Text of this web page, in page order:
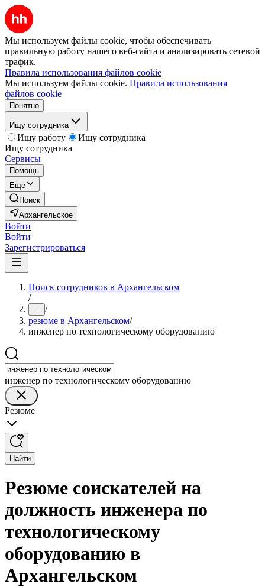
Мы используем файлы cookie, чтобы обеспечивать
правильную работу нашего веб-сайта и анализировать сетевой
трафик.
Правила использования файлов cookie
Мы используем файлы cookie. Правила использования
файлов cookie
Понятно
Ищу сотрудника
Ищу работу
Ищу сотрудника
Ищу сотрудника
Сервисы
Помощь
Ещё
Поиск
Архангельское
Войти
Войти
Зарегистрироваться
Поиск сотрудников в Архангельском
/
... /
резюме в Архангельском/
инженер по технологическому оборудованию
инженер по технологическому оборудованию
Резюме
Найти
Резюме соискателей на
должность инженера по
технологическому
оборудованию в
Архангельском